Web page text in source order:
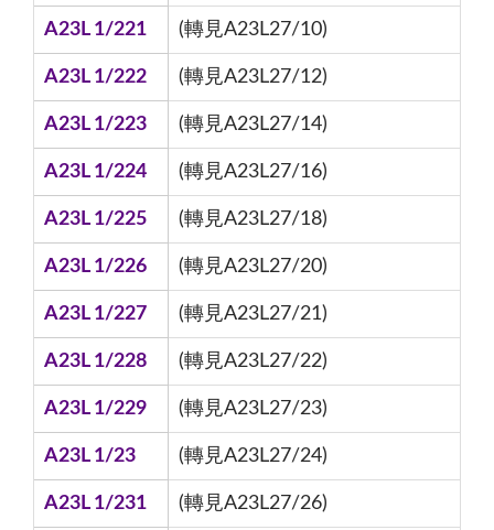
A23L 1/221 (轉見A23L27/10)
A23L 1/222 (轉見A23L27/12)
A23L 1/223 (轉見A23L27/14)
A23L 1/224 (轉見A23L27/16)
A23L 1/225 (轉見A23L27/18)
A23L 1/226 (轉見A23L27/20)
A23L 1/227 (轉見A23L27/21)
A23L 1/228 (轉見A23L27/22)
A23L 1/229 (轉見A23L27/23)
A23L 1/23 (轉見A23L27/24)
A23L 1/231 (轉見A23L27/26)